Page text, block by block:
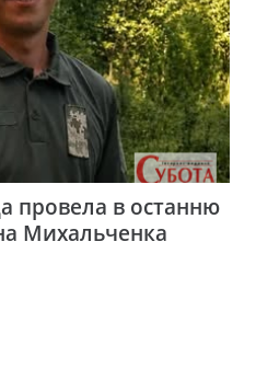
провела в останню
Михальченка